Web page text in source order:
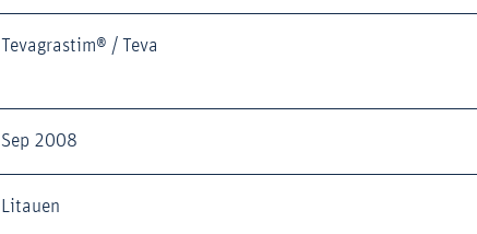
Tevagrastim® / Teva
Sep 2008
Litauen